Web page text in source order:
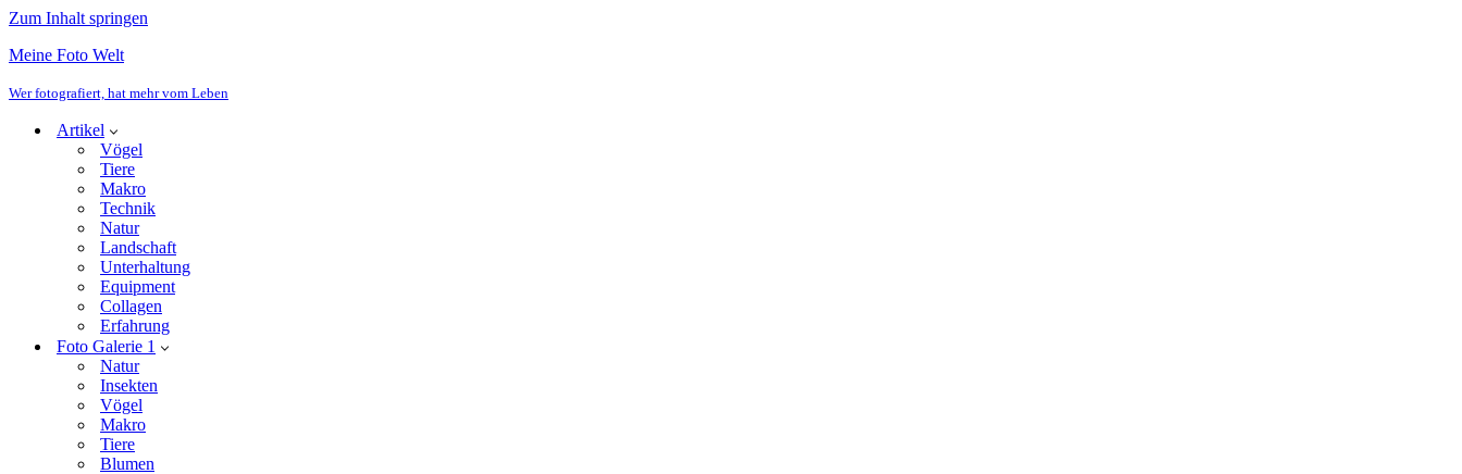
Zum Inhalt springen
Meine Foto Welt
Wer fotografiert, hat mehr vom Leben
Artikel
Vögel
Tiere
Makro
Technik
Natur
Landschaft
Unterhaltung
Equipment
Collagen
Erfahrung
Foto Galerie 1
Natur
Insekten
Vögel
Makro
Tiere
Blumen